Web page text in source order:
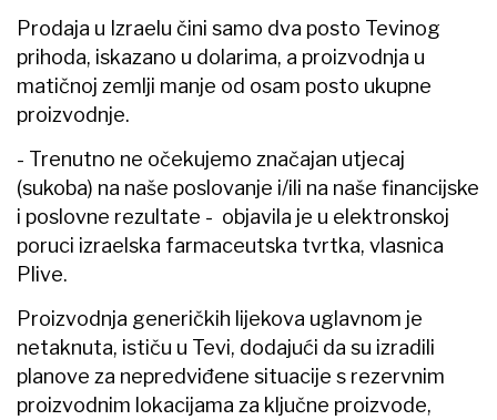
Prodaja u Izraelu čini samo dva posto Tevinog
prihoda, iskazano u dolarima, a proizvodnja u
matičnoj zemlji manje od osam posto ukupne
proizvodnje.
- Trenutno ne očekujemo značajan utjecaj
(sukoba) na naše poslovanje i/ili na naše financijske
i poslovne rezultate - objavila je u elektronskoj
poruci izraelska farmaceutska tvrtka, vlasnica
Plive.
Proizvodnja generičkih lijekova uglavnom je
netaknuta, ističu u Tevi, dodajući da su izradili
planove za nepredviđene situacije s rezervnim
proizvodnim lokacijama za ključne proizvode,